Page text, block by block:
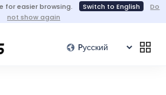
for easier browsing. Switch to English
Do
not show again